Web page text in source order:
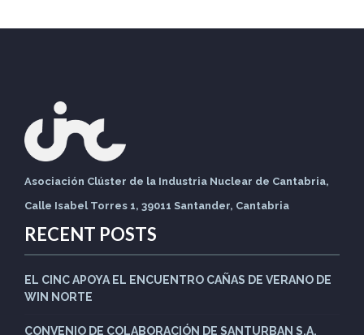
Asociación Clúster de la Industria Nuclear de Cantabria,
Calle Isabel Torres 1, 39011 Santander, Cantabria
RECENT POSTS
EL CINC APOYA EL ENCUENTRO CAÑAS DE VERANO DE
WIN NORTE
CONVENIO DE COLABORACIÓN DE SANTURBAN S.A.